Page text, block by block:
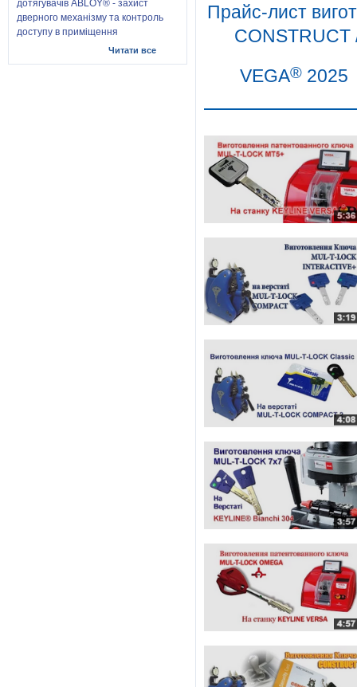
Прайс-лист
CONSTRUCT
VEGA® 2025
дотягувачів ABLOY® - захист
дверного механізму та контроль
доступу в приміщення
Читати все